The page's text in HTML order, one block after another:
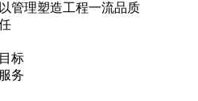
管理塑造工程一流品质
标
务